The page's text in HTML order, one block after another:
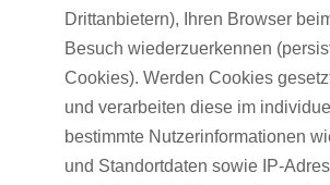
Drittanbietern), Ihren Browser
Besuch wiederzuerkennen
Cookies). Werden Cookies
und verarbeiten diese im
bestimmte Nutzerinformationen
und Standortdaten sowie IP-